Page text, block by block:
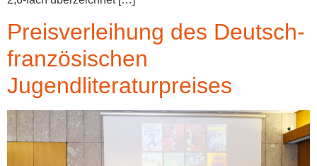
Preisverleihung des Deutsch-
französischen
Jugendliteraturpreises